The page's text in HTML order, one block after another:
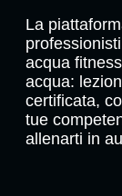
La
acqua
acqua:
certificata,
tue
allenarti in